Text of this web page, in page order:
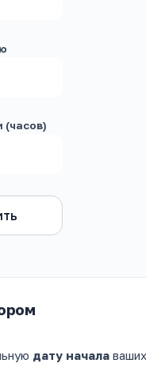
(часов)
дату начала